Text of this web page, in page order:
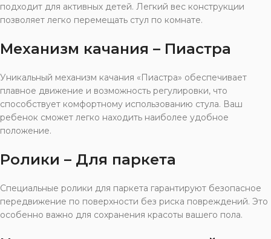
подходит для активных детей. Легкий вес конструкции
позволяет легко перемещать стул по комнате.
Механизм качания – Пиастра
Уникальный механизм качания «Пиастра» обеспечивает
плавное движение и возможность регулировки, что
способствует комфортному использованию стула. Ваш
ребенок сможет легко находить наиболее удобное
положение.
Ролики – Для паркета
Специальные ролики для паркета гарантируют безопасное
передвижение по поверхности без риска повреждений. Это
особенно важно для сохранения красоты вашего пола.